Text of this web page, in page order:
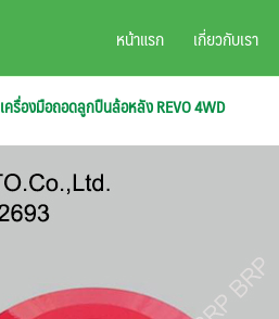
หน้าแรก เกี่ยวกับเรา
เครื่องมือถอดลูกปืนล้อหลัง REVO 4WD